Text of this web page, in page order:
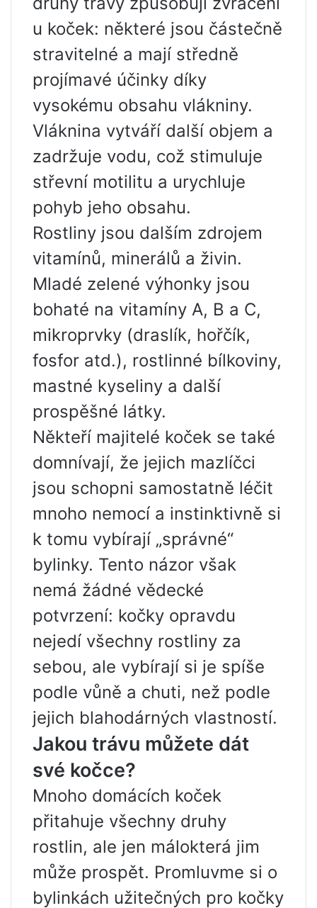
u koček: některé jsou částečně
stravitelné a mají středně
projímavé účinky díky
vysokému obsahu vlákniny.
Vláknina vytváří další objem a
zadržuje vodu, což stimuluje
střevní motilitu a urychluje
pohyb jeho obsahu.
Rostliny jsou dalším zdrojem
vitamínů, minerálů a živin.
Mladé zelené výhonky jsou
bohaté na vitamíny A, B a C,
mikroprvky (draslík, hořčík,
fosfor atd.), rostlinné bílkoviny,
mastné kyseliny a další
prospěšné látky.
Někteří majitelé koček se také
domnívají, že jejich mazlíčci
jsou schopni samostatně léčit
mnoho nemocí a instinktivně si
k tomu vybírají „správné“
bylinky. Tento názor však
nemá žádné vědecké
potvrzení: kočky opravdu
nejedí všechny rostliny za
sebou, ale vybírají si je spíše
podle vůně a chuti, než podle
jejich blahodárných vlastností.
Jakou trávu můžete dát
své kočce?
Mnoho domácích koček
přitahuje všechny druhy
rostlin, ale jen málokterá jim
může prospět. Promluvme si o
bylinkách užitečných pro kočky